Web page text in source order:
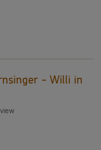
- Willi in